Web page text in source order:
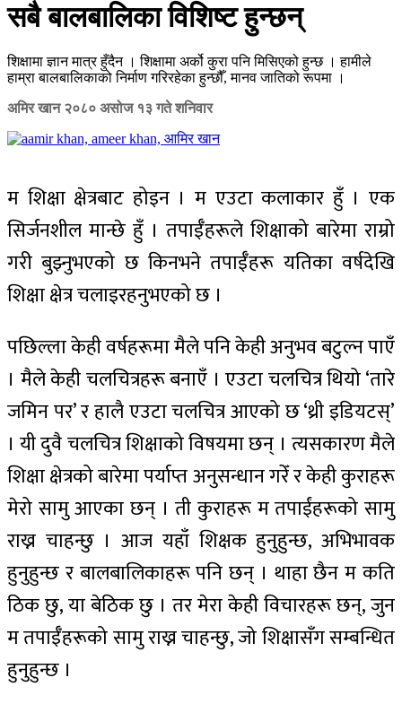
सबै बालबालिका विशिष्ट हुन्छन्
शिक्षामा ज्ञान मात्र हुँदैन । शिक्षामा अर्को कुरा पनि मिसिएको हुन्छ । हामीले
हाम्रा बालबालिकाको निर्माण गरिरहेका हुन्छौँ, मानव जातिको रूपमा ।
अमिर खान २०८० असोज १३ गते शनिवार
म शिक्षा क्षेत्रबाट होइन । म एउटा कलाकार हुँ । एक
सिर्जनशील मान्छे हुँ । तपाईँहरूले शिक्षाको बारेमा राम्रो
गरी बुझ्नुभएको छ किनभने तपाईँहरू यतिका वर्षदेखि
शिक्षा क्षेत्र चलाइरहनुभएको छ ।
पछिल्ला केही वर्षहरूमा मैले पनि केही अनुभव बटुल्न पाएँ
। मैले केही चलचित्रहरू बनाएँ । एउटा चलचित्र थियो ‘तारे
जमिन पर’ र हालै एउटा चलचित्र आएको छ ‘थ्री इडियटस्’
। यी दुवै चलचित्र शिक्षाको विषयमा छन् । त्यसकारण मैले
शिक्षा क्षेत्रको बारेमा पर्याप्त अनुसन्धान गरेँ र केही कुराहरू
मेरो सामु आएका छन् । ती कुराहरू म तपाईंहरूको सामु
राख्न चाहन्छु । आज यहाँ शिक्षक हुनुहुन्छ, अभिभावक
हुनुहुन्छ र बालबालिकाहरू पनि छन् । थाहा छैन म कति
ठिक छु, या बेठिक छु । तर मेरा केही विचारहरू छन्, जुन
म तपाईँहरूको सामु राख्न चाहन्छु, जो शिक्षासँग सम्बन्धित
हुनुहुन्छ ।